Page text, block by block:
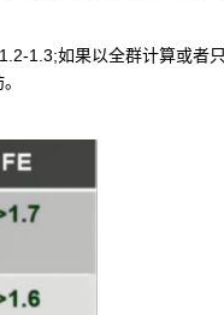
1.3;如果以全群计算或者